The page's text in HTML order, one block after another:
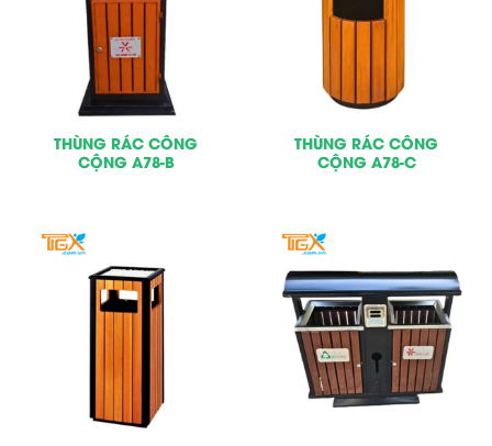
THÙNG RÁC CÔNG
CỘNG A78-B
THÙNG RÁC CÔNG
CỘNG A78-C